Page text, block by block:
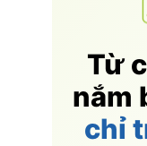
Từ
nắm
chỉ